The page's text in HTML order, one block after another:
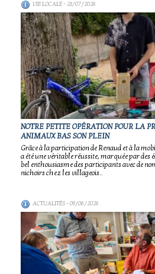
VIE LOCALE- 28/07/2026
NOTRE PETITE OPÉRATION POUR LA
ANIMAUX BAS SON PLEIN
Grâce à la participation de Renaud et à la
a été une véritable réussite, marquée par des
bel enthousiasme des participants avec de
nichoirs chez les villageois..
ACTUALITÉS- 09/06/2026